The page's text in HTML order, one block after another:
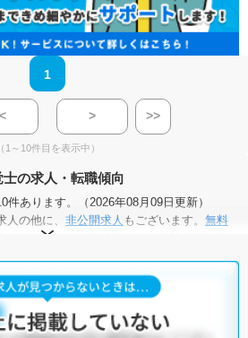
1
< > >>
（1～10件目を表示中）
の求人・転職傾向
あります。（2026年08月09日更新）
の他に、 非公開求人 もございます。 無料
みいただくと、全求人からご希望条件に合
以下のような条件が人気です。
新卒OK ・ 正社員(正職員)
・訪問リハビリ(在宅医療)・